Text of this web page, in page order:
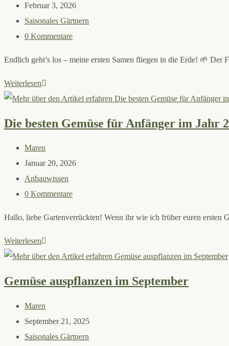
Autor:
Beitrag
veröffentlicht:
Februar 3, 2026
Beitrags-
Kategorie:
Saisonales Gärtnern
Beitrags-
0 Kommentare
Endlich geht’s los – meine ersten Samen fliegen in die Erde! 🌱
WeiterlesenAussaat
im
2026
Die besten Gemüse für Anfänger im Jahr
Beitrags-
Autor:
Maren
Beitrag
veröffentlicht:
Januar 20, 2026
Beitrags-
Kategorie:
Anbauwissen
Beitrags-
0 Kommentare
Hallo, liebe Gartenverrückten! Wenn ihr wie ich früher euren ersten
WeiterlesenDie
besten
für
im
Jahr
Gemüse auspflanzen im September
Beitrags-
Autor:
Maren
Beitrag
veröffentlicht:
September 21, 2025
Beitrags-
Saisonales Gärtnern